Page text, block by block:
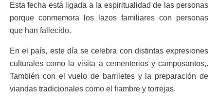
Esta fecha está ligada a la espiritualidad de las personas
porque conmemora los lazos familiares con personas
que han fallecido.
En el país, este día se celebra con distintas expresiones
culturales como la visita a cementerios y camposantos,.
También con el vuelo de barriletes y la preparación de
viandas tradicionales como el fiambre y torrejas.